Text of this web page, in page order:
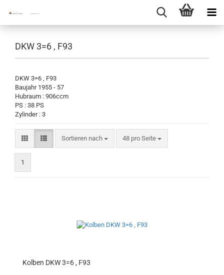
DKW 3=6 , F93
DKW 3=6 , F93
Baujahr 1955 - 57
Hubraum : 906ccm
PS : 38 PS
Zylinder : 3
Sortieren nach
Sortieren nach 48 pro Seite
pro Seite
1
Kolben DKW 3=6 , F93